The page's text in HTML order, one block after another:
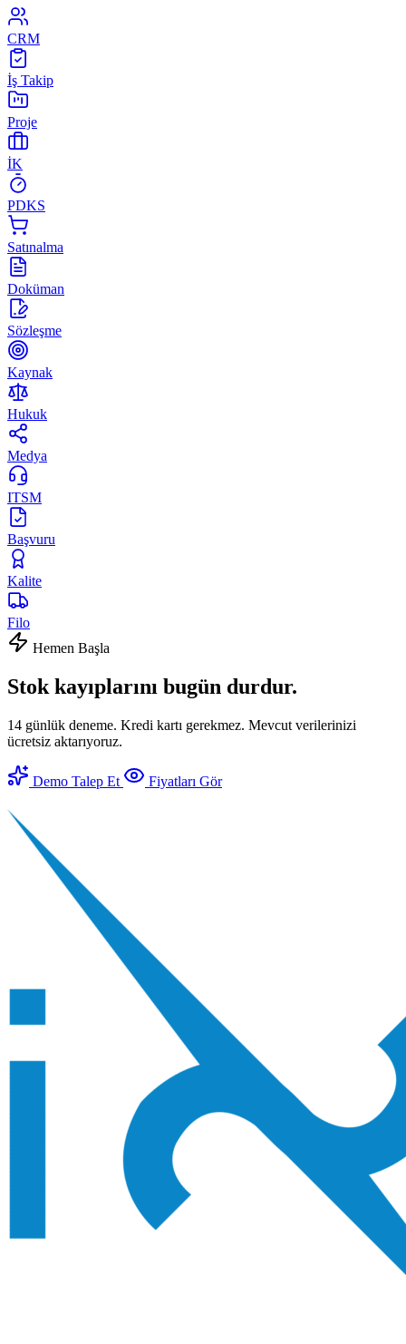
CRM
İş Takip
Proje
İK
PDKS
Satınalma
Doküman
Sözleşme
Kaynak
Hukuk
Medya
ITSM
Başvuru
Kalite
Filo
Hemen Başla
Stok kayıplarını bugün durdur.
14 günlük deneme. Kredi kartı gerekmez. Mevcut verilerinizi
ücretsiz aktarıyoruz.
Demo Talep Et Fiyatları Gör